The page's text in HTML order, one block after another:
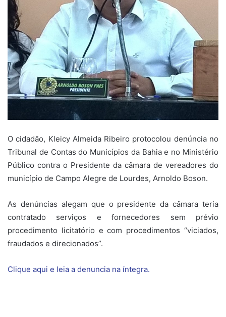
O cidadão, Kleicy Almeida Ribeiro protocolou denúncia no
Tribunal de Contas do Municípios da Bahia e no Ministério
Público contra o Presidente da câmara de vereadores do
município de Campo Alegre de Lourdes, Arnoldo Boson.
As denúncias alegam que o presidente da câmara teria
contratado serviços e fornecedores sem prévio
procedimento licitatório e com procedimentos “viciados,
fraudados e direcionados”.
Clique aqui e leia a denuncia na íntegra.